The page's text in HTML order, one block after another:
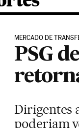
MERCADO DE
PSG
Dirigentes
poderiam